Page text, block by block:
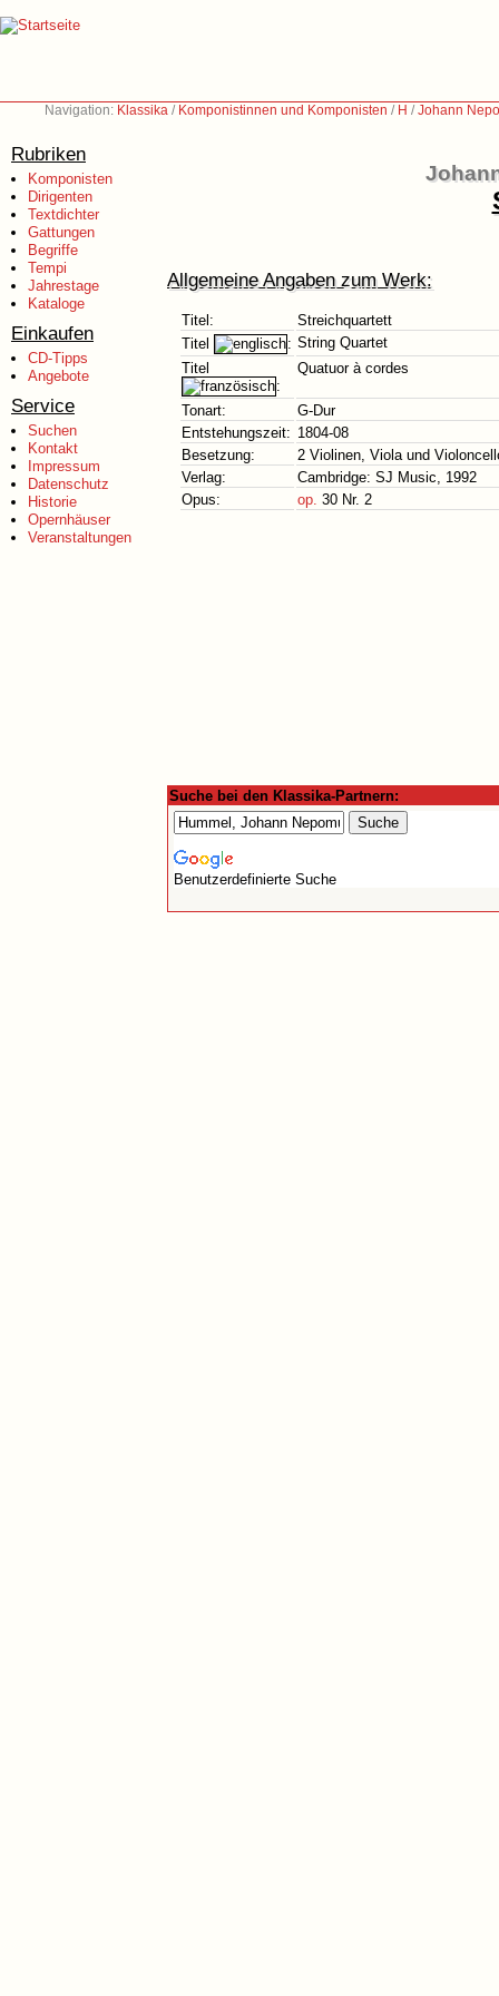
Navigation: Klassika / Komponistinnen und Komponisten / H /Johann
Rubriken
Komponisten
Dirigenten
Textdichter
Gattungen
Begriffe
Tempi
Jahrestage
Kataloge
Einkaufen
CD-Tipps
Angebote
Service
Suchen
Kontakt
Impressum
Datenschutz
Historie
Opernhäuser
Veranstaltungen
Allgemeine Angaben zum Werk:
Titel:
Streichquartett
Titel
: String Quartet
Titel
:
Quatuor à cordes
Tonart:
G-Dur
Entstehungszeit: 1804-08
Besetzung:
2 Violinen, Viola und
Verlag:
Cambridge: SJ Music, 1992
Opus:
op. 30 Nr. 2
Suche bei den Klassika-Partnern:
Benutzerdefinierte Suche